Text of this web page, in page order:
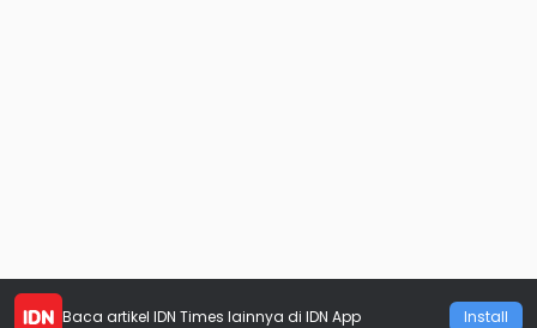
Baca artikel IDN Times lainnya di IDN App Install